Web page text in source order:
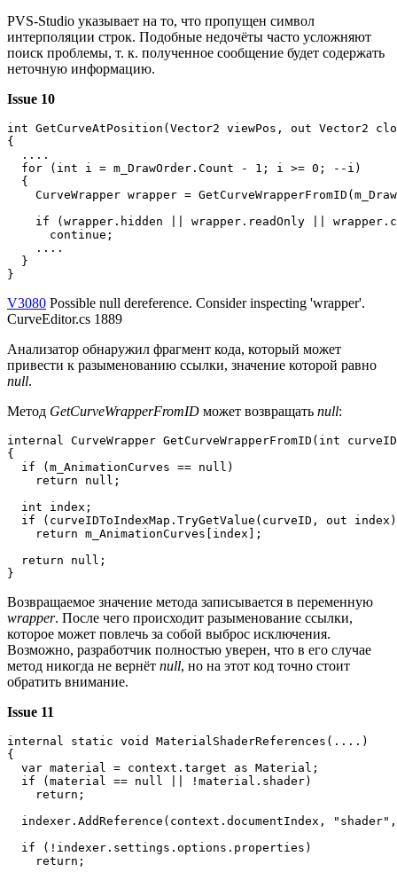
PVS-Studio указывает на то, что пропущен символ
интерполяции строк. Подобные недочёты часто усложняют
поиск проблемы, т. к. полученное сообщение будет содержать
неточную информацию.
Issue 10
int GetCurveAtPosition(Vector2 viewPos, out Vector2
{
  ....
  for (int i = m_DrawOrder.Count - 1; i >= 0; --i)
  {
CurveWrapper wrapper =
if (wrapper.hidden || wrapper.readOnly ||
      continue;
    ....
  }
}
V3080 Possible null dereference. Consider inspecting 'wrapper'.
CurveEditor.cs 1889
Анализатор обнаружил фрагмент кода, который может
привести к разыменованию ссылки, значение которой равно
null.
Метод GetCurveWrapperFromID может возвращать null:
internal CurveWrapper GetCurveWrapperFromID(int
{
  if (m_AnimationCurves == null)
    return null;
  int index;
if (curveIDToIndexMap.TryGetValue(curveID, out
    return m_AnimationCurves[index];
  return null;
}
Возвращаемое значение метода записывается в переменную
wrapper. После чего происходит разыменование ссылки,
которое может повлечь за собой выброс исключения.
Возможно, разработчик полностью уверен, что в его случае
метод никогда не вернёт null, но на этот код точно стоит
обратить внимание.
Issue 11
internal static void MaterialShaderReferences(....)
{
  var material = context.target as Material;
  if (material == null || !material.shader)
    return;
indexer.AddReference(context.documentIndex,
  if (!indexer.settings.options.properties)
    return;